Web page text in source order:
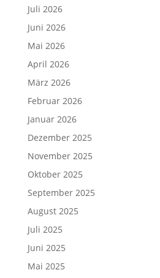
Juli 2026
Juni 2026
Mai 2026
April 2026
März 2026
Februar 2026
Januar 2026
Dezember 2025
November 2025
Oktober 2025
September 2025
August 2025
Juli 2025
Juni 2025
Mai 2025